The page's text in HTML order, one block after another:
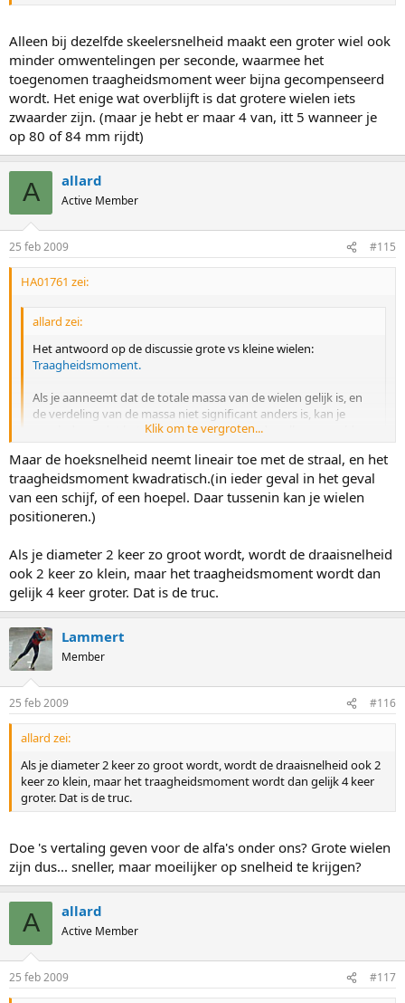
Alleen bij dezelfde skeelersnelheid maakt een groter wiel ook
minder omwentelingen per seconde, waarmee het
toegenomen traagheidsmoment weer bijna gecompenseerd
wordt. Het enige wat overblijft is dat grotere wielen iets
zwaarder zijn. (maar je hebt er maar 4 van, itt 5 wanneer je
op 80 of 84 mm rijdt)
A allard
Active Member
25 feb 2009 #115
HA01761 zei:
allard zei:
Het antwoord op de discussie grote vs kleine wielen:
Traagheidsmoment.
Als je aanneemt dat de totale massa van de wielen gelijk is, en
de verdeling van de massa niet significant anders is, kan je
concluderen dat het kleinere wiel inderdaad sneller versneld
kan worden, of anders gezegd: er moet een grotere kracht
worden geleverd, om het wiel dezelfde draaisnelheid te geven.
Klik om te vergroten...
Alleen bij dezelfde skeelersnelheid maakt een groter wiel ook
minder omwentelingen per seconde, waarmee het toegenomen
wat overblijft is dat grotere wielen iets zwaarder zijn. (maar je hebt
er maar 4 van, itt 5 wanneer je op 80 of 84 mm rijdt)
Klik om te vergroten...
Maar de hoeksnelheid neemt lineair toe met de straal, en het
traagheidsmoment kwadratisch.(in ieder geval in het geval
van een schijf, of een hoepel. Daar tussenin kan je wielen
positioneren.)
Als je diameter 2 keer zo groot wordt, wordt de draaisnelheid
ook 2 keer zo klein, maar het traagheidsmoment wordt dan
gelijk 4 keer groter. Dat is de truc.
Lammert
Member
25 feb 2009 #116
allard zei:
Als je diameter 2 keer zo groot wordt, wordt de draaisnelheid ook 2
keer zo klein, maar het traagheidsmoment wordt dan gelijk 4 keer
groter. Dat is de truc.
Doe 's vertaling geven voor de alfa's onder ons? Grote wielen
zijn dus... sneller, maar moeilijker op snelheid te krijgen?
A allard
Active Member
25 feb 2009 #117